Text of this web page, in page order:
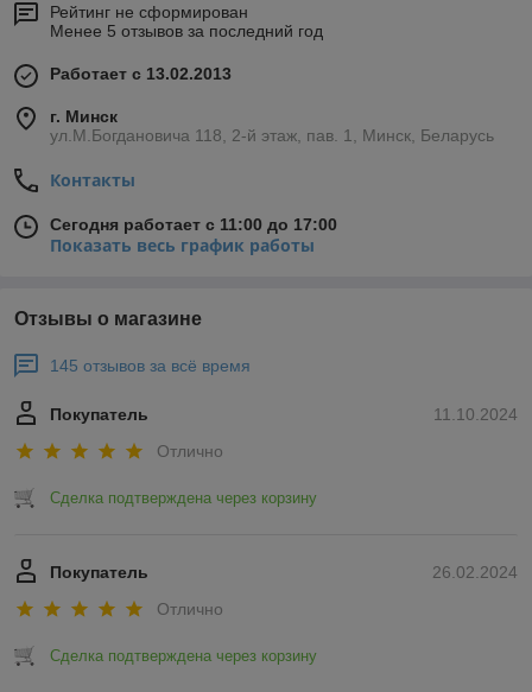
Рейтинг не сформирован
Менее 5 отзывов за последний год
Работает с 13.02.2013
г. Минск
ул.М.Богдановича 118, 2-й этаж, пав. 1, Минск, Беларусь
Контакты
Сегодня работает с 11:00 до 17:00
Показать весь график работы
Отзывы о магазине
145 отзывов за всё время
11.10.2024
Покупатель
Отлично
Сделка подтверждена через корзину
26.02.2024
Покупатель
Отлично
Сделка подтверждена через корзину